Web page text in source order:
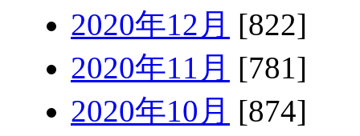
2020年12月 [822]
2020年11月 [781]
2020年10月 [874]